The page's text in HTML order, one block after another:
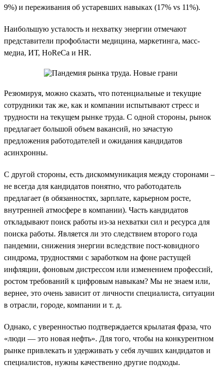
9%) и переживания об устаревших навыках (17% vs 11%).
Наибольшую усталость и нехватку энергии отмечают
представители профобласти медицина, маркетинга, масс-
медиа, ИТ, HoReCa и HR.
Резюмируя, можно сказать, что потенциальные и текущие
сотрудники так же, как и компании испытывают стресс и
трудности на текущем рынке труда. С одной стороны, рынок
предлагает большой объем вакансий, но зачастую
предложения работодателей и ожидания кандидатов
асинхронны.
С другой стороны, есть дискоммуникация между сторонами –
не всегда для кандидатов понятно, что работодатель
предлагает (в обязанностях, зарплате, карьерном росте,
внутренней атмосфере в компании). Часть кандидатов
откладывают поиск работы из-за нехватки сил и ресурса для
поиска работы. Является ли это следствием второго года
пандемии, снижения энергии вследствие пост-ковидного
синдрома, трудностями с заработком на фоне растущей
инфляции, фоновым дистрессом или изменением профессий,
ростом требований к цифровым навыкам? Мы не знаем или,
вернее, это очень зависит от личности специалиста, ситуации
в отрасли, городе, компании и т. д.
Однако, с уверенностью подтверждается крылатая фраза, что
«люди — это новая нефть». Для того, чтобы на конкурентном
рынке привлекать и удерживать у себя лучших кандидатов и
специалистов, нужны качественно другие подходы.